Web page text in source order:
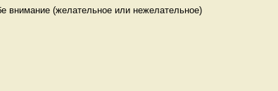
внимание (желательное или нежелательное)